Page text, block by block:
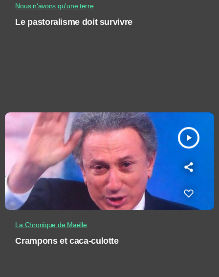
Nous n'avons qu'une terre
Le pastoralisme doit survivre
play_arrow
La Chronique de Maëlle
Crampons et caca-culotte